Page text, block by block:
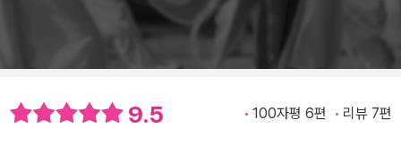
9.5 100자평 6편 리뷰 7편